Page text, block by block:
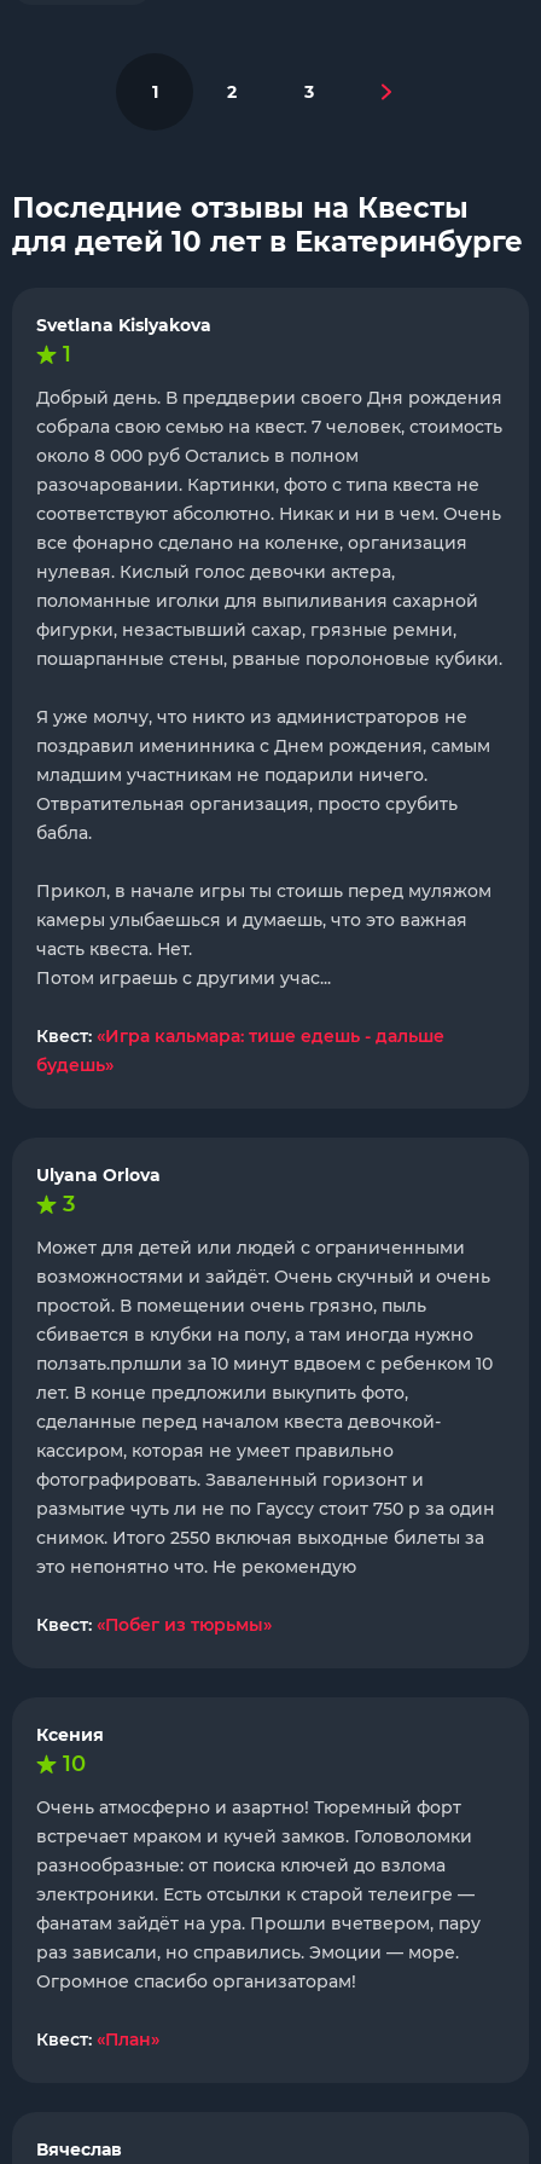
1 2 3
Последние отзывы на Квесты
для детей 10 лет в Екатеринбурге
Svetlana Kislyakova
1
Добрый день. В преддверии своего Дня рождения
собрала свою семью на квест. 7 человек, стоимость
около 8 000 руб Остались в полном
разочаровании. Картинки, фото с типа квеста не
соответствуют абсолютно. Никак и ни в чем. Очень
все фонарно сделано на коленке, организация
нулевая. Кислый голос девочки актера,
поломанные иголки для выпиливания сахарной
фигурки, незастывший сахар, грязные ремни,
пошарпанные стены, рваные поролоновые кубики.
Я уже молчу, что никто из администраторов не
поздравил именинника с Днем рождения, самым
младшим участникам не подарили ничего.
Отвратительная организация, просто срубить
бабла.
Прикол, в начале игры ты стоишь перед муляжом
камеры улыбаешься и думаешь, что это важная
часть квеста. Нет.
Потом играешь с другими учас...
Квест: «Игра кальмара: тише едешь - дальше
будешь»
Ulyana Orlova
3
Может для детей или людей с ограниченными
возможностями и зайдёт. Очень скучный и очень
простой. В помещении очень грязно, пыль
сбивается в клубки на полу, а там иногда нужно
ползать.прлшли за 10 минут вдвоем с ребенком 10
лет. В конце предложили выкупить фото,
сделанные перед началом квеста девочкой-
кассиром, которая не умеет правильно
фотографировать. Заваленный горизонт и
размытие чуть ли не по Гауссу стоит 750 р за один
снимок. Итого 2550 включая выходные билеты за
это непонятно что. Не рекомендую
Квест: «Побег из тюрьмы»
Ксения
10
Очень атмосферно и азартно! Тюремный форт
встречает мраком и кучей замков. Головоломки
разнообразные: от поиска ключей до взлома
электроники. Есть отсылки к старой телеигре —
фанатам зайдёт на ура. Прошли вчетвером, пару
раз зависали, но справились. Эмоции — море.
Огромное спасибо организаторам!
Квест: «План»
Вячеслав